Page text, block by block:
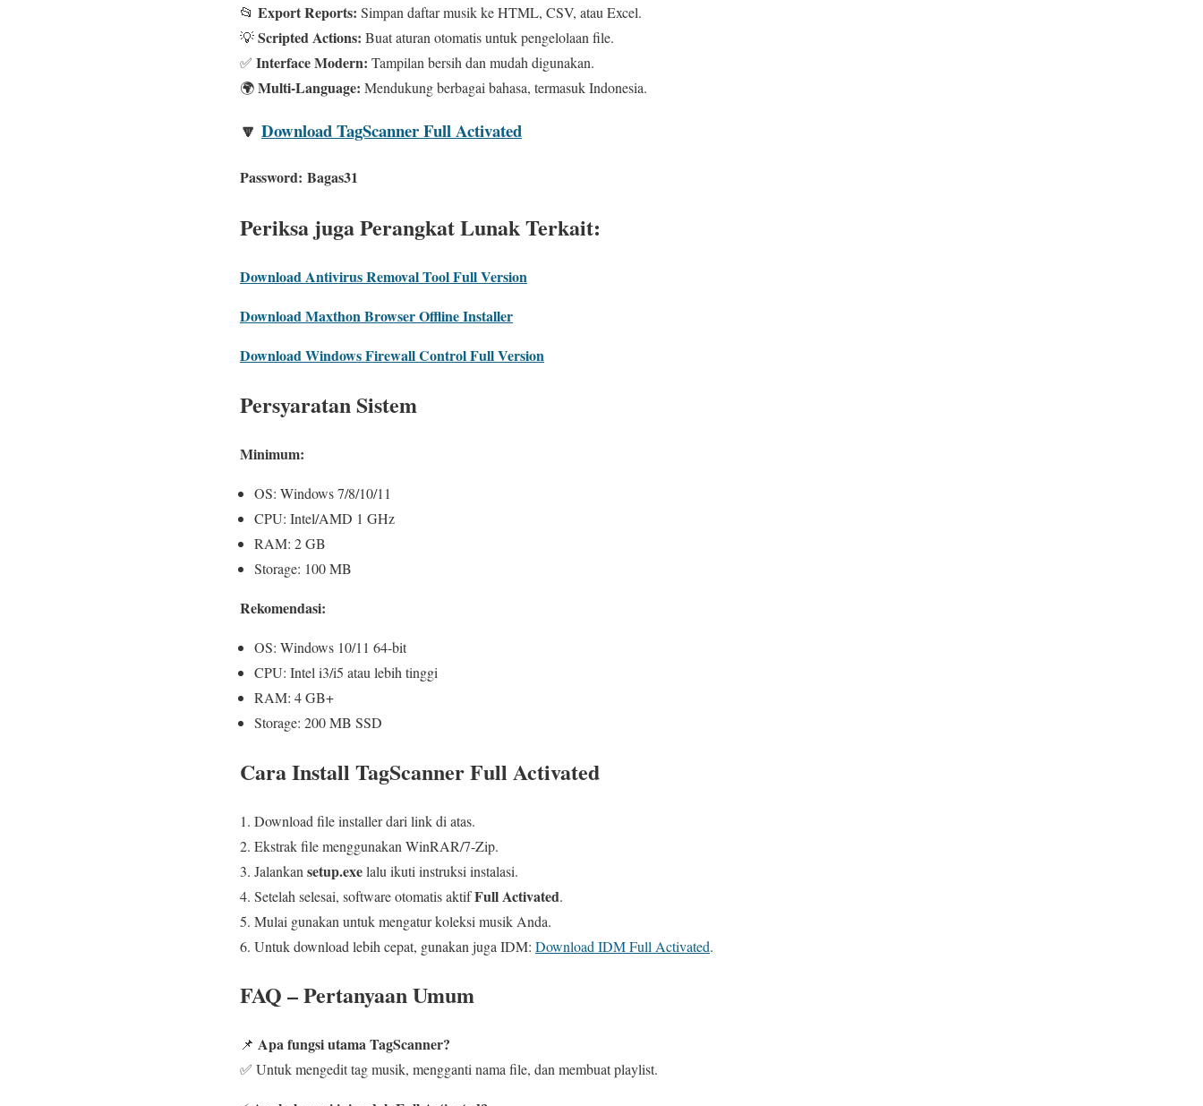
📂 Export Reports: Simpan daftar musik ke HTML, CSV, atau Excel.
💡Scripted Actions: Buat aturan otomatis untuk pengelolaan file.
✅ Interface Modern: Tampilan bersih dan mudah digunakan.
🌍Multi-Language: Mendukung berbagai bahasa, termasuk Indonesia.
🔽 Download TagScanner Full Activated
Password: Bagas31
Periksa juga Perangkat Lunak Terkait:
Download Antivirus Removal Tool Full Version
Download Maxthon Browser Offline Installer
Download Windows Firewall Control Full Version
Persyaratan Sistem
Minimum:
OS: Windows 7/8/10/11
CPU: Intel/AMD 1 GHz
RAM: 2 GB
Storage: 100 MB
Rekomendasi:
OS: Windows 10/11 64-bit
CPU: Intel i3/i5 atau lebih tinggi
RAM: 4 GB+
Storage: 200 MB SSD
Cara Install TagScanner Full Activated
Download file installer dari link di atas.
Ekstrak file menggunakan WinRAR/7-Zip.
Jalankan setup.exelalu ikuti instruksi instalasi.
Setelah selesai, software otomatis aktifFull Activated.
Mulai gunakan untuk mengatur koleksi musik Anda.
Untuk download lebih cepat, gunakan juga IDM: Download IDM Full Activated.
FAQ – Pertanyaan Umum
📌 Apa fungsi utama TagScanner?
✅ Untuk mengedit tag musik, mengganti nama file, dan membuat playlist.